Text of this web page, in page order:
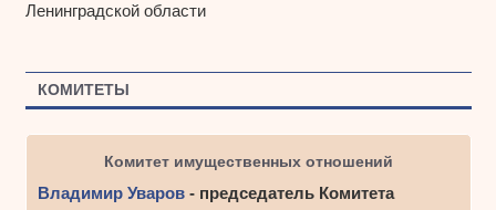
Ленинградской области
КОМИТЕТЫ
Комитет имущественных отношений
Владимир Уваров- председатель Комитета